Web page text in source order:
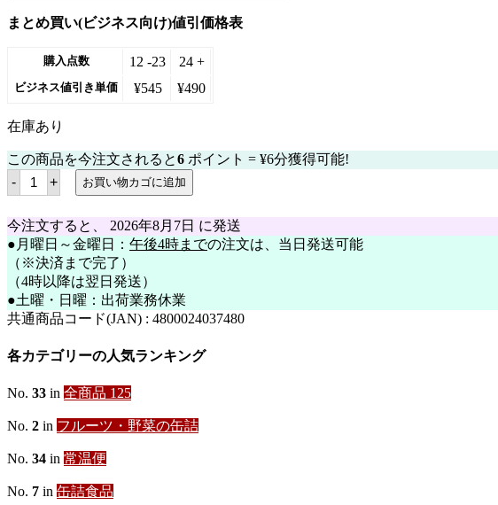
まとめ買い(ビジネス向け)値引価格表
購入点数 12 -23 24 +
ビジネス値引き単価 ¥545 ¥490
在庫あり
この商品を今注文されると6 ポイント = ¥6分獲得可能!
- デ
ル
ン
テ
フ
ル
ー
ツ
カ
ク
836g
MONTE】
個
+ お買い物カゴに追加
今注文すると、 2026年8月7日 に発送
●月曜日～金曜日： 午後4時までの注文は、当日発送可能
（※決済まで完了）
（4時以降は翌日発送）
●土曜・日曜：出荷業務休業
共通商品コード(JAN) : 4800024037480
各カテゴリーの人気ランキング
No. 33 in 全商品 125
No. 2 in フルーツ・野菜の缶詰
No. 34 in 常温便
No. 7 in 缶詰食品